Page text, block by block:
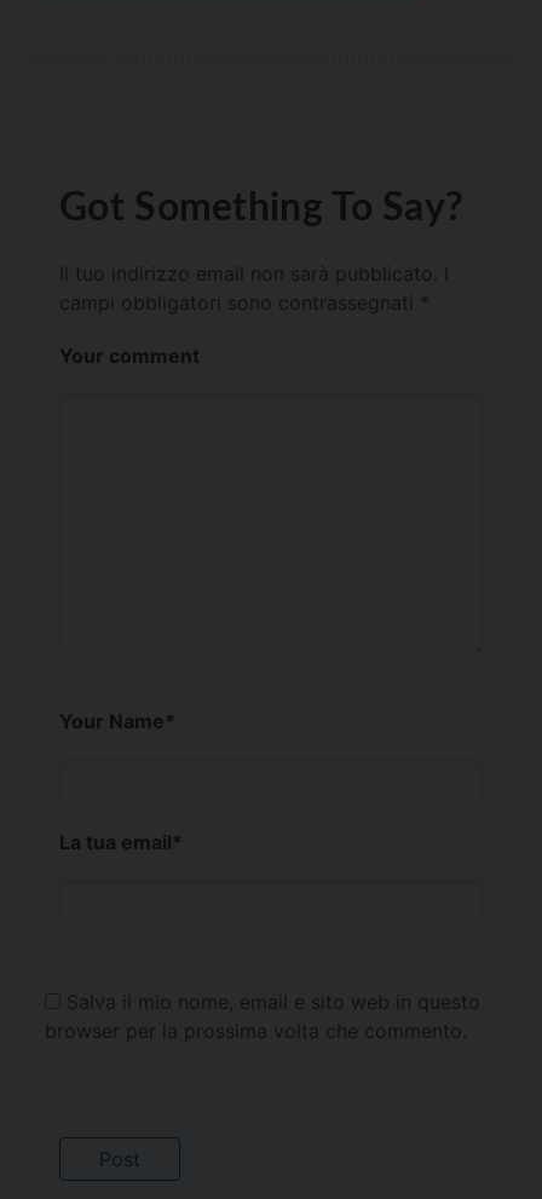
Got Something To Say?
Il tuo indirizzo email non sarà pubblicato.
campi obbligatori sono contrassegnati *
Your comment
Your Name*
La tua email*
Salva il mio nome, email e sito web in questo
browser per la prossima volta che commento.